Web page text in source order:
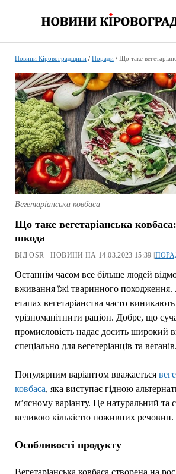
Новини Кіровоградщини/ Поради/ Що таке
Вегетаріанська ковбаса
Що таке вегетаріанська
шкода
ВІД OSR - НОВИНИ НА 14.03.2023 15:39 |
Останнім часом все більше людей
вживання їжі тваринного
етапах вегетаріанства часто
урізноманітнити раціон. Добре, що
промисловість надає досить широкий
спеціально для вегетеріанців та веганів.
Популярним варіантом вважається
ковбаса, яка виступає гідною
м’ясному варіанту. Це натуральний та
великою кількістю поживних речовин.
Особливості продукту
Вегетаріанська ковбаса створена на